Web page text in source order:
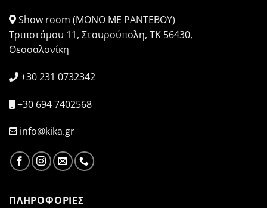
Show room (ΜΟΝΟ ΜΕ ΡΑΝΤΕΒΟΥ)
Τριποτάμου 11, Σταυρούπολη, ΤΚ 56430,
Θεσσαλονίκη
+30 231 0732342
+30 694 7402568
info@kika.gr
ΠΛΗΡΟΦΟΡΙΕΣ